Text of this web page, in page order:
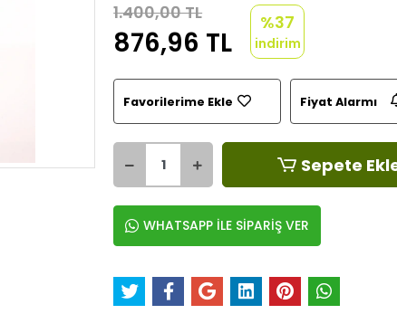
1.400,00 TL
876,96 TL
%37
indirim
Favorilerime Ekle Fiyat Alarmı
Sepete
WHATSAPP İLE SİPARİŞ VER